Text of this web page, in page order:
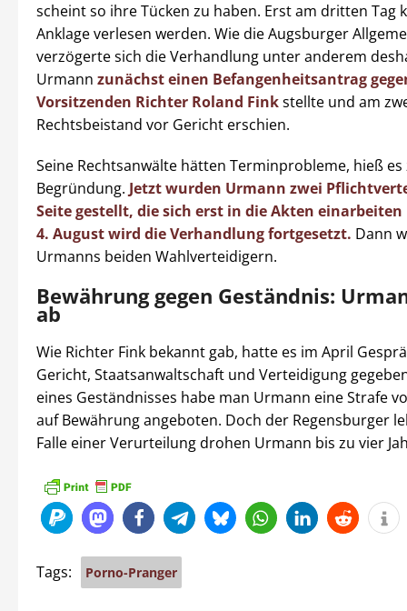
scheint so ihre Tücken zu haben. Erst am dritten Tag
Anklage verlesen werden. Wie die Augsburger
verzögerte sich die Verhandlung unter anderem
Urmann zunächst einen Befangenheitsantrag
Vorsitzenden Richter Roland Finkstellte und am
Rechtsbeistand vor Gericht erschien.
Seine Rechtsanwälte hätten Terminprobleme, hieß es
Begründung. Jetzt wurden Urmann zwei
Seite gestellt, die sich erst in die Akten einarbeiten
4. August wird die Verhandlung fortgesetzt. Dann
Urmanns beiden Wahlverteidigern.
Bewährung gegen Geständnis:
ab
Wie Richter Fink bekannt gab, hatte es im April
Gericht, Staatsanwaltschaft und Verteidigung
eines Geständnisses habe man Urmann eine Strafe
auf Bewährung angeboten. Doch der Regensburger
Falle einer Verurteilung drohen Urmann bis zu vier
Tags: Porno-Pranger